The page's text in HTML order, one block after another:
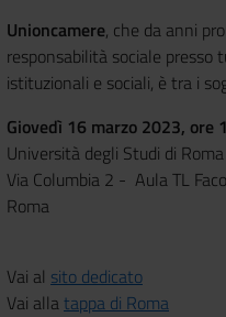
Unioncamere, che da anni
responsabilità sociale presso
istituzionali e sociali, è tra i
Giovedì 16 marzo 2023, ore
Università degli Studi di
Via Columbia 2 - Aula TL
Roma
Vai al sito dedicato
Vai allatappa di Roma